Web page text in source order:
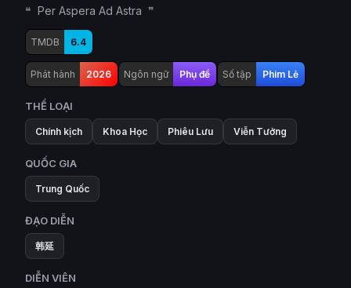
Per Aspera Ad Astra
TMDB 6.4
Phát hành 2026 Ngôn ngữ Phụ đề Số tập Phim Lẻ
THỂ LOẠI
Chính kịch Khoa Học Phiêu Lưu Viễn Tưởng
QUỐC GIA
Trung Quốc
ĐẠO DIỄN
韩延
DIỄN VIÊN